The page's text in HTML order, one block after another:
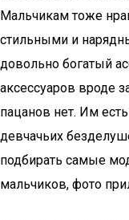
Мальчикам тоже
стильными и
довольно богатый
аксессуаров вроде
пацанов нет. Им
девчачьих
подбирать самые
мальчиков, фото